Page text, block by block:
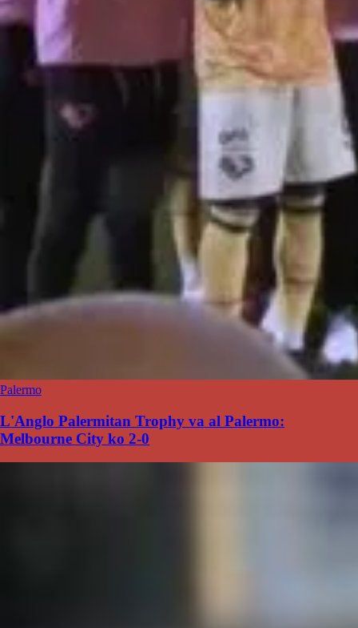
Palermo
L'Anglo Palermitan Trophy va al Palermo:
Melbourne City ko 2-0